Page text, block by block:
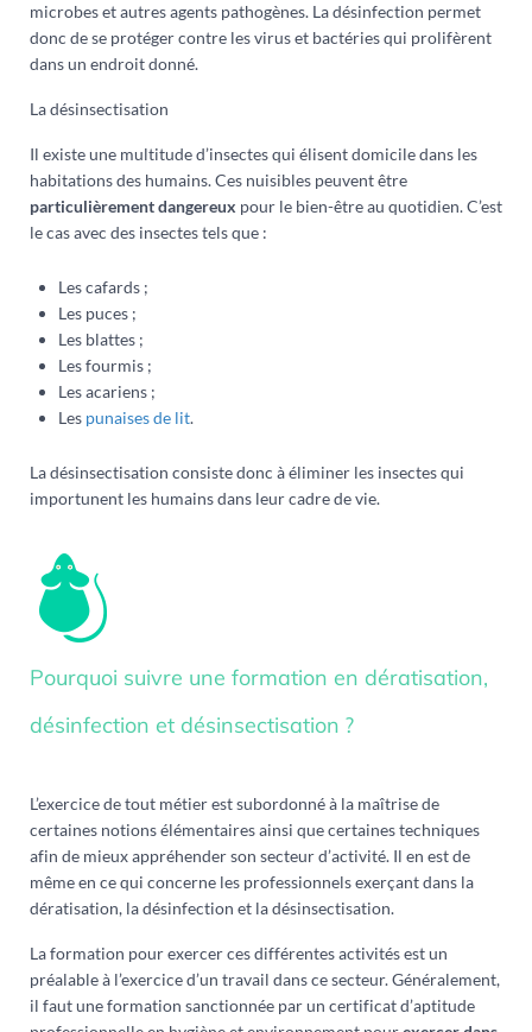
microbes et autres agents pathogènes. La désinfection permet
donc de se protéger contre les virus et bactéries qui prolifèrent
dans un endroit donné.
La désinsectisation
Il existe une multitude d’insectes qui élisent domicile dans les
habitations des humains. Ces nuisibles peuvent être
particulièrement dangereux pour le bien-être au quotidien. C’est
le cas avec des insectes tels que :
Les cafards ;
Les puces ;
Les blattes ;
Les fourmis ;
Les acariens ;
Les punaises de lit.
La désinsectisation consiste donc à éliminer les insectes qui
importunent les humains dans leur cadre de vie.
Pourquoi suivre une formation en dératisation,
désinfection et désinsectisation ?
L’exercice de tout métier est subordonné à la maîtrise de
certaines notions élémentaires ainsi que certaines techniques
afin de mieux appréhender son secteur d’activité. Il en est de
même en ce qui concerne les professionnels exerçant dans la
dératisation, la désinfection et la désinsectisation.
La formation pour exercer ces différentes activités est un
préalable à l’exercice d’un travail dans ce secteur. Généralement,
il faut une formation sanctionnée par un certificat d’aptitude